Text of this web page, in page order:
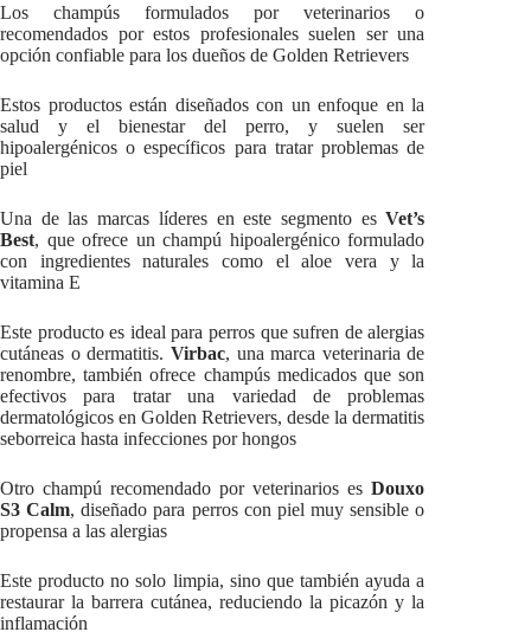
Los champús formulados por veterinarios o
recomendados por estos profesionales suelen ser una
opción confiable para los dueños de Golden Retrievers
Estos productos están diseñados con un enfoque en la
salud y el bienestar del perro, y suelen ser
hipoalergénicos o específicos para tratar problemas de
piel
Una de las marcas líderes en este segmento esVet’s
Best, que ofrece un champú hipoalergénico formulado
con ingredientes naturales como el aloe vera y la
vitamina E
Este producto es ideal para perros que sufren de alergias
cutáneas o dermatitis. Virbac, una marca veterinaria de
renombre, también ofrece champús medicados que son
efectivos para tratar una variedad de problemas
dermatológicos en Golden Retrievers, desde la dermatitis
seborreica hasta infecciones por hongos
Otro champú recomendado por veterinarios esDouxo
S3 Calm, diseñado para perros con piel muy sensible o
propensa a las alergias
Este producto no solo limpia, sino que también ayuda a
restaurar la barrera cutánea, reduciendo la picazón y la
inflamación